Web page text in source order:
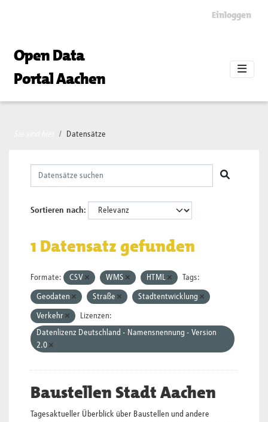
Einloggen
Open Data
Portal Aachen
Datensätze
Sortieren nach
1 Datensatz gefunden
Formate: CSV WMS HTML Tags:
Geodaten Straße Stadtentwicklung
Verkehr
Lizenzen:
Datenlizenz Deutschland - Namensnennung - Version
2.0
Baustellen Stadt Aachen
Tagesaktueller Überblick über Baustellen und andere